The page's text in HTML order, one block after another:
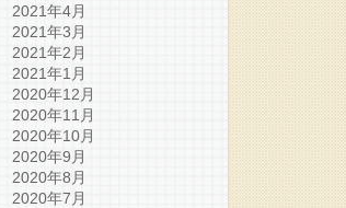
2021年4月
2021年3月
2021年2月
2021年1月
2020年12月
2020年11月
2020年10月
2020年9月
2020年8月
2020年7月